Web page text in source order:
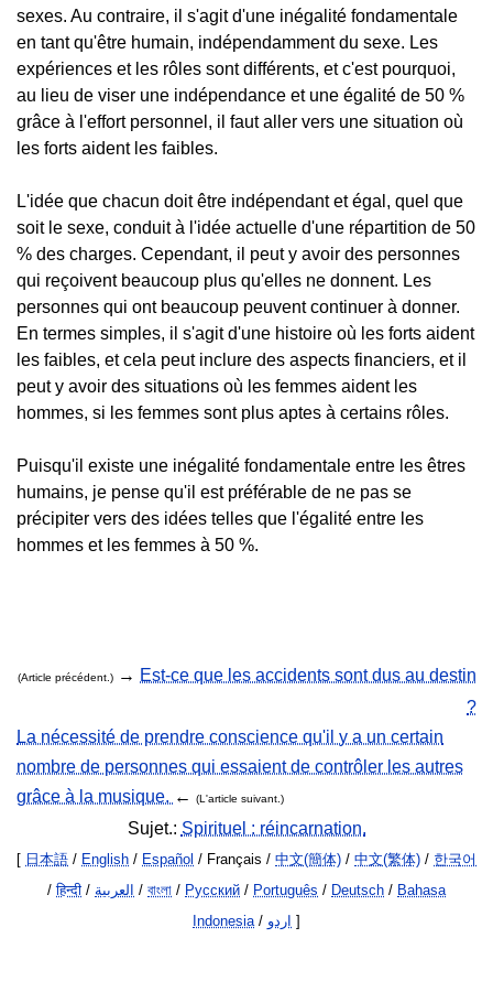
sexes. Au contraire, il s'agit d'une inégalité fondamentale
en tant qu'être humain, indépendamment du sexe. Les
expériences et les rôles sont différents, et c'est pourquoi,
au lieu de viser une indépendance et une égalité de 50 %
grâce à l'effort personnel, il faut aller vers une situation où
les forts aident les faibles.
L'idée que chacun doit être indépendant et égal, quel que
soit le sexe, conduit à l'idée actuelle d'une répartition de 50
% des charges. Cependant, il peut y avoir des personnes
qui reçoivent beaucoup plus qu'elles ne donnent. Les
personnes qui ont beaucoup peuvent continuer à donner.
En termes simples, il s'agit d'une histoire où les forts aident
les faibles, et cela peut inclure des aspects financiers, et il
peut y avoir des situations où les femmes aident les
hommes, si les femmes sont plus aptes à certains rôles.
Puisqu'il existe une inégalité fondamentale entre les êtres
humains, je pense qu'il est préférable de ne pas se
précipiter vers des idées telles que l'égalité entre les
hommes et les femmes à 50 %.
(Article précédent.) → Est-ce que les accidents sont dus au destin
?
La nécessité de prendre conscience qu'il y a un certain
nombre de personnes qui essaient de contrôler les autres
grâce à la musique. ← (L'article suivant.)
Sujet.: Spirituel : réincarnation.
[ 日本語 / English / Español / Français / 中文(簡体) / 中文(繁体) / 한국어
/हिन्दी / العربية / বাংলা / Русский / Português / Deutsch / Bahasa
Indonesia/ اردو ]